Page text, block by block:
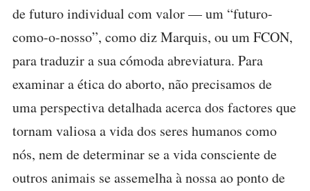
de futuro individual com valor — um “futuro-
como-o-nosso”, como diz Marquis, ou um FCON,
para traduzir a sua cómoda abreviatura. Para
examinar a ética do aborto, não precisamos de
uma perspectiva detalhada acerca dos factores que
tornam valiosa a vida dos seres humanos como
nós, nem de determinar se a vida consciente de
outros animais se assemelha à nossa ao ponto de